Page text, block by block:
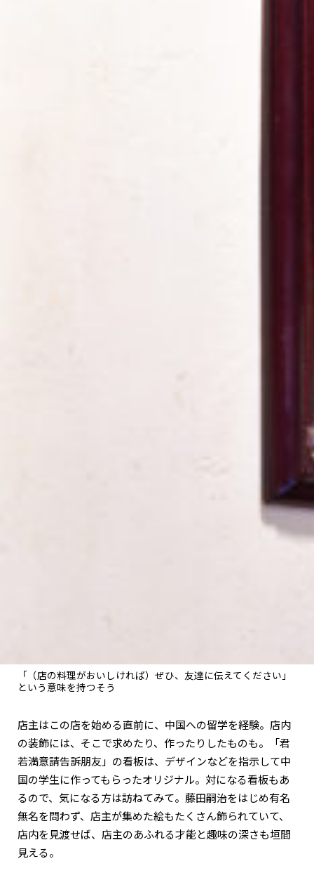
「（店の料理がおいしければ）ぜひ、友達に伝えてください」
という意味を持つそう
店主はこの店を始める直前に、中国への留学を経験。店内
の装飾には、そこで求めたり、作ったりしたものも。「君
若満意請告訴朋友」の看板は、デザインなどを指示して中
国の学生に作ってもらったオリジナル。対になる看板もあ
るので、気になる方は訪ねてみて。藤田嗣治をはじめ有名
無名を問わず、店主が集めた絵もたくさん飾られていて、
店内を見渡せば、店主のあふれる才能と趣味の深さも垣間
見える。